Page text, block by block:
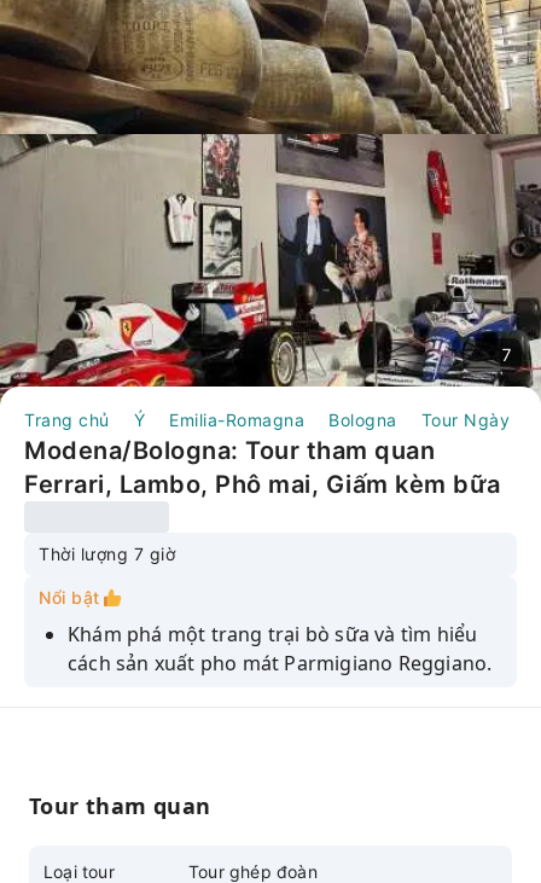
7
Trang chủ Ý Emilia-Romagna Bologna Tour Ngày
Modena/Bologna: Tour tham quan
Ferrari, Lambo, Phô mai, Giấm kèm bữa
Thời lượng 7 giờ
Nổi bật
Khám phá một trang trại bò sữa và tìm hiểu
cách sản xuất pho mát Parmigiano Reggiano.
Hãy ghé thăm Acetaia để khám phá loại giấm
tham quan Bảo tàng Ferrari và Lamborghini.
Acetaia để nếm thử giấm Balsamic trong
Tour tham quan
Loại tour Tour ghép đoàn